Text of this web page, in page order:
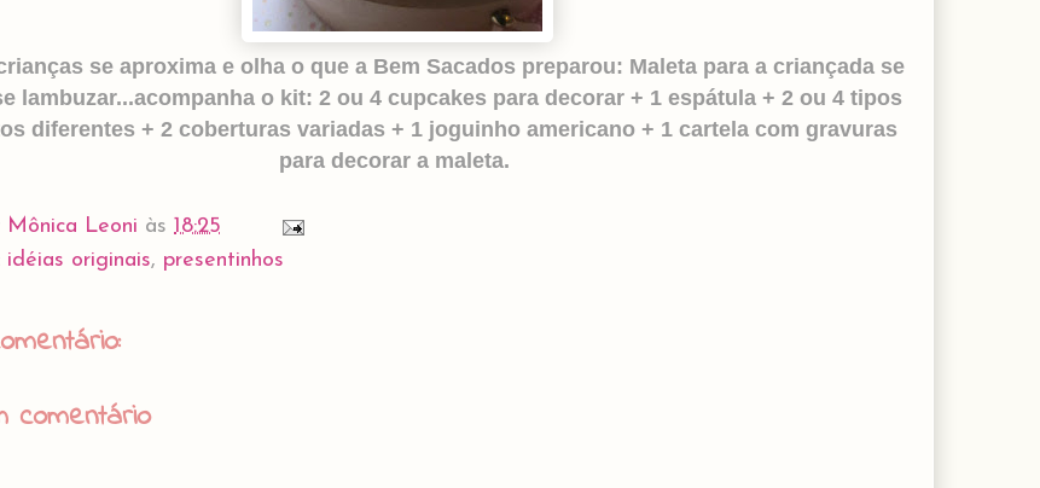
se aproxima e olha o que a Bem Sacados preparou: Maleta para a criançada se
lambuzar...acompanha o kit: 2 ou 4 cupcakes para decorar + 1 espátula + 2 ou 4 tipos
diferentes + 2 coberturas variadas + 1 joguinho americano + 1 cartela com gravuras
para decorar a maleta.
Mônica Leoni às 18:25
idéias originais, presentinhos
comentário